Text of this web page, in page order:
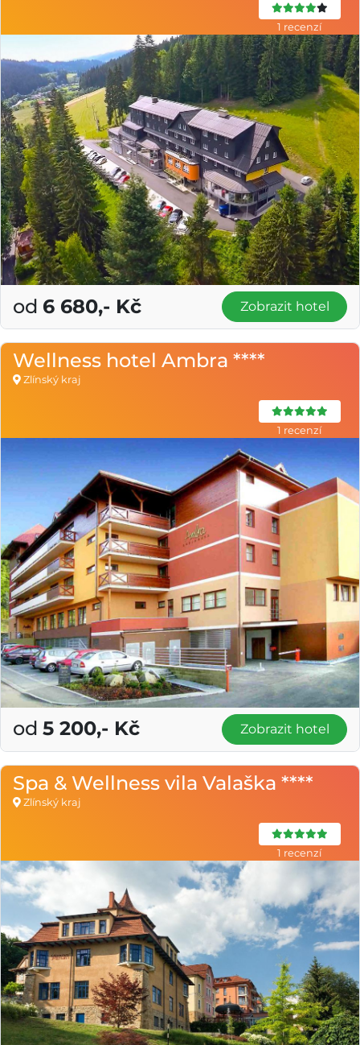
1 recenzí
od 6 680,- Kč Zobrazit hotel
Wellness hotel Ambra ****
Zlínský kraj
1 recenzí
od 5 200,- Kč Zobrazit hotel
Spa & Wellness vila Valaška ****
Zlínský kraj
1 recenzí